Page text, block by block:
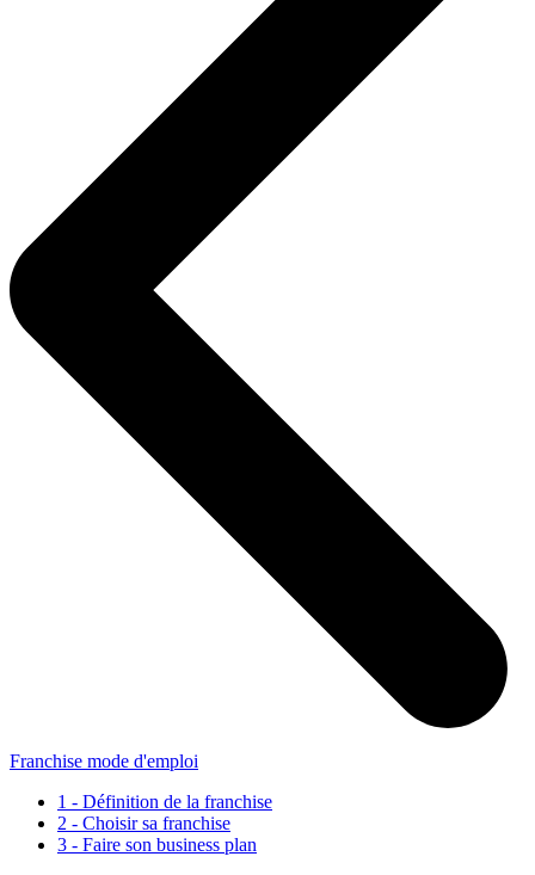
Franchise mode d'emploi
1 - Définition de la franchise
2 - Choisir sa franchise
3 - Faire son business plan